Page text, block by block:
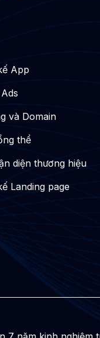
App
và Domain
thể
diện thương hiệu
Landing page